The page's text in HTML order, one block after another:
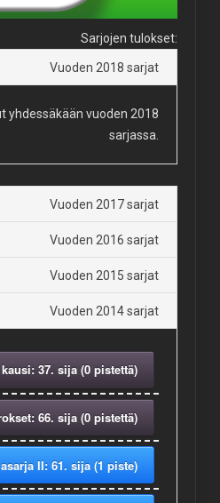
Sarjojen tulokset:
Vuoden 2018 sarjat
yhdessäkään vuoden 2018
sarjassa.
Vuoden 2017 sarjat
Vuoden 2016 sarjat
Vuoden 2015 sarjat
Vuoden 2014 sarjat
37. sija (0 pistettä)
66. sija (0 pistettä)
II: 61. sija (1 piste)